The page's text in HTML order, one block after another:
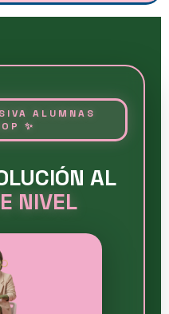
ALUMNAS
✨
AL
NIVEL